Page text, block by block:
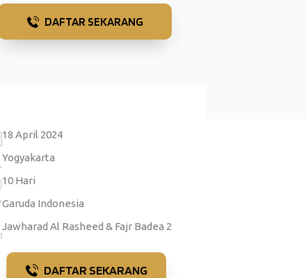
DAFTAR SEKARANG
18 April 2024
Yogyakarta
10 Hari
Garuda Indonesia
Jawharad Al Rasheed & Fajr Badea 2
DAFTAR SEKARANG